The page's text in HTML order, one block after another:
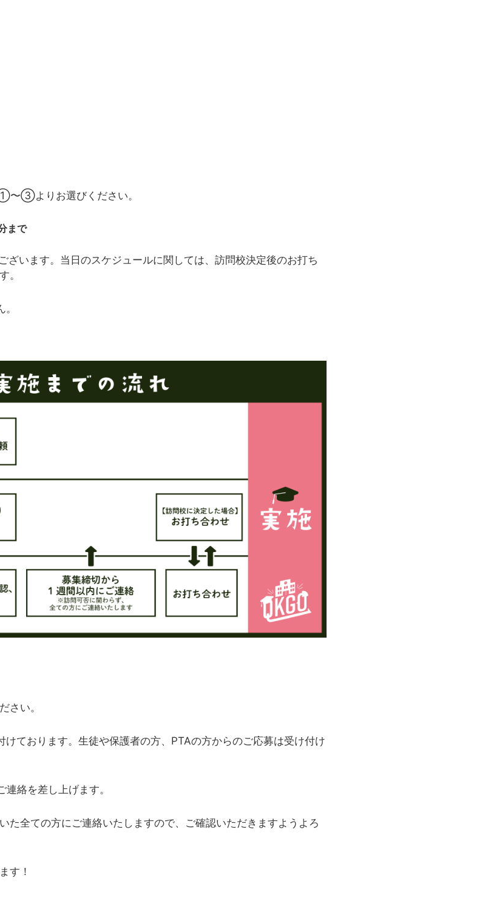
〜③よりお選びください。
まで
ざいます。当日のスケジュールに関しては、訪問校決定後のお打ち
。
さい。
ております。生徒や保護者の方、PTAの方からのご応募は受け付け
絡を差し上げます。
た全ての方にご連絡いたしますので、ご確認いただきますようよろ
す！